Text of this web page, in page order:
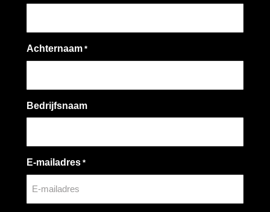
Achternaam *
Bedrijfsnaam
E-mailadres *